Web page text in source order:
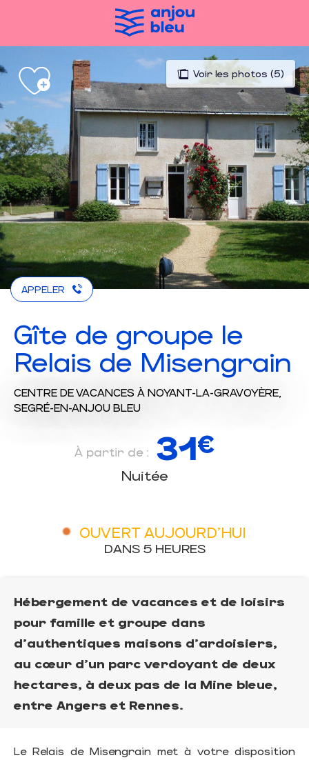
Voir les photos (5)
APPELER
Gîte de groupe le
Relais de Misengrain
CENTRE DE VACANCES À NOYANT-LA-GRAVOYÈRE,
SEGRÉ-EN-ANJOU BLEU
À partir de : 31€
Nuitée
OUVERT AUJOURD'HUI
DANS 5 HEURES
Hébergement de vacances et de loisirs
pour famille et groupe dans
d'authentiques maisons d'ardoisiers,
au cœur d'un parc verdoyant de deux
hectares, à deux pas de la Mine bleue,
entre Angers et Rennes.
Le Relais de Misengrain met à votre disposition